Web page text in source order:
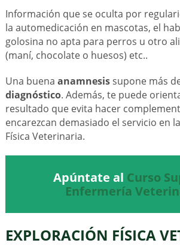
Información que se oculta por
la automedicación en mascotas, el
golosina no apta para perros u otro
(maní, chocolate o huesos) etc..
Una buena anamnesissupone más
diagnóstico. Además, te puede
resultado que evita hacer
encarezcan demasiado el servicio en
Física Veterinaria.
Apúntate al Curso
Enfermería
EXPLORACIÓN FÍSICA